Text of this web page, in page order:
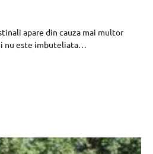
apare din cauza mai multor
nu este imbuteliata…